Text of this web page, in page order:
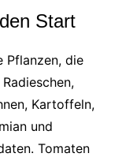
Start
Pflanzen, die
Kartoffeln,
und
Tomaten